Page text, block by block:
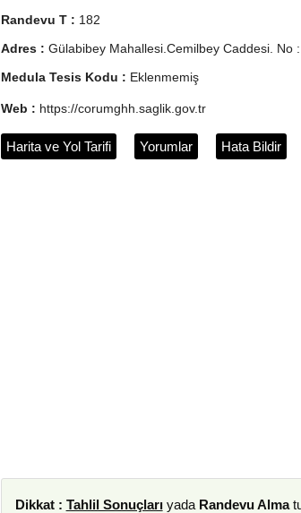
Randevu T : 182
Adres : Gülabibey Mahallesi.Cemilbey Caddesi. No
Medula Tesis Kodu : Eklenmemiş
Web : https://corumghh.saglik.gov.tr
Harita ve Yol Tarifi Yorumlar Hata Bildir
Dikkat : Tahlil Sonuçlarıyada Randevu Alma